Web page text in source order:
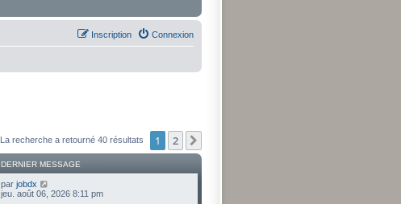
Connexion
Inscription
La recherche a retourné 40 résultats 1 2
DERNIER MESSAGE
par jobdx
jeu. août 06, 2026 8:11 pm